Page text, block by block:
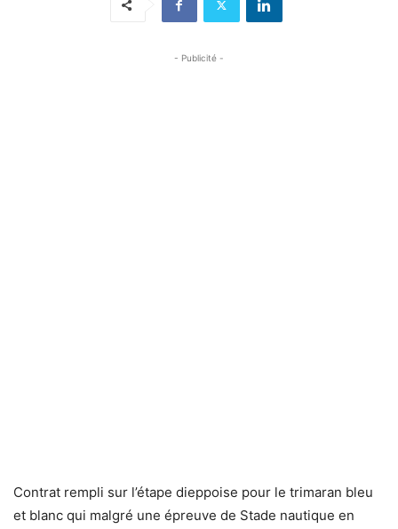
- Publicité -
Contrat rempli sur l’étape dieppoise pour le trimaran bleu
et blanc qui malgré une épreuve de Stade nautique en